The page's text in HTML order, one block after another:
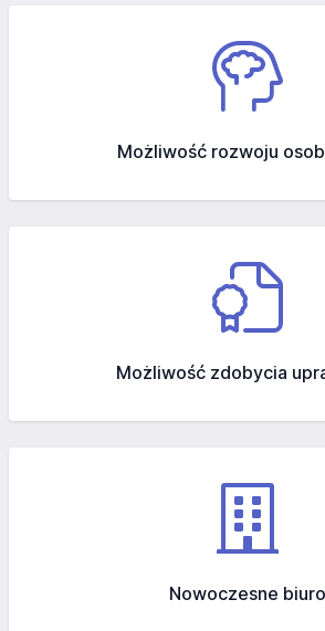
Możliwość rozwoju
Możliwość zdobycia
Nowoczesne biuro